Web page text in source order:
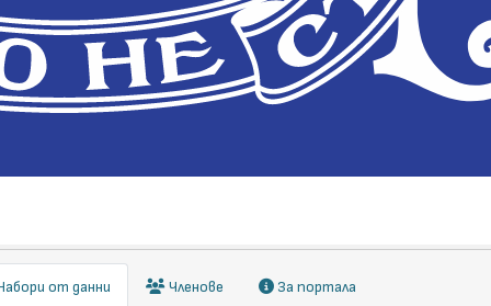
от данни Членове За портала